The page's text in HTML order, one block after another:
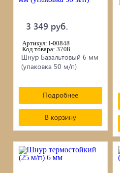
3 349 руб.
Артикул: l-00848
Код товара: 3708
Шнур Базальтовый 6 мм
(упаковка 50 м/п)
Подробнее
В корзину